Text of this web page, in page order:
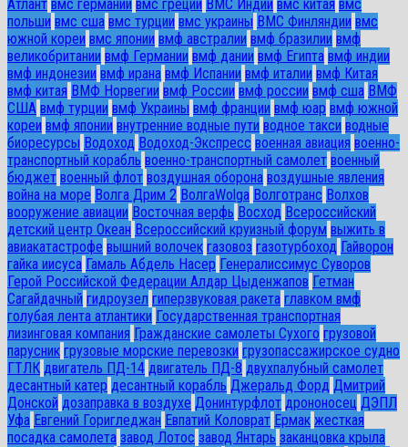
Атлант вмс германии вмс греции ВМС Индии вмс китая вмс
польши вмс сша вмс турции вмс украины ВМС Финляндии вмс
южной кореи вмс японии вмф австралии вмф бразилии вмф
великобритании вмф Германии вмф дании вмф Египта вмф индии
вмф индонезии вмф ирана вмф Испании вмф италии вмф Китая
вмф китая ВМФ Норвегии вмф России вмф россии вмф сша ВМФ
США вмф турции вмф Украины вмф франции вмф юар вмф южной
кореи вмф японии внутренние водные пути водное такси водные
биоресурсы Водоход Водоход-Экспресс военная авиация военно-
транспортный корабль военно-транспортный самолет военный
бюджет военный флот воздушная оборона воздушные явления
война на море Волга Дрим 2 ВолгаWolga Волготранс Волхов
вооружение авиации Восточная верфь Восход Всероссийский
детский центр Океан Всероссийский круизный форум выжить в
авиакатастрофе вышний волочек газовоз газотурбоход Гайворон
гайка иисуса Гамаль Абдель Насер Генералиссимус Суворов
Герой Российской Федерации Алдар Цыденжапов Гетман
Сагайдачный гидроузел гиперзвуковая ракета главком вмф
голубая лента атлантики Государственная транспортная
лизинговая компания Гражданские самолеты Сухого грузовой
парусник грузовые морские перевозки грузопассажирское судно
ГТЛК двигатель ПД-14 двигатель ПД-8 двухпалубный самолет
десантный катер десантный корабль Джеральд Форд Дмитрий
Донской дозаправка в воздухе Донинтурфлот дрононосец ДЭПЛ
Уфа Евгений Горигледжан Евпатий Коловрат Ермак жесткая
посадка самолета завод Лотос завод Янтарь заканцовка крыла